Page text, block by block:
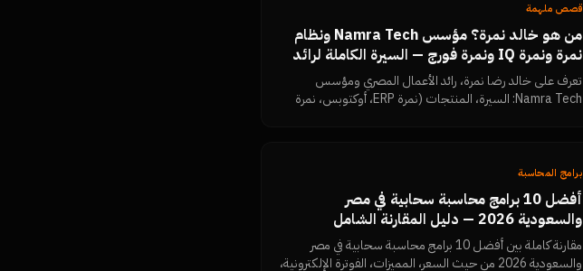
قصص ملهمة
من هو خالد نمرة؟ مؤسس Namra Tech ونظام
نمرة ونمرة IQ ونمرة فورج — السيرة الكاملة لرائد
الأعمال المصري
تعرف على خالد رضا نمرة، رائد الأعمال المصري ومؤسس
Namra Tech: السيرة، المنتجات (نمرة ERP، أوكتوبس، نمرة
برامج المحاسبة
أفضل 10 برامج محاسبة سحابية في مصر
والسعودية 2026 — دليل المقارنة الشامل
مقارنة كاملة بين أفضل 10 برامج محاسبة سحابية في مصر
والسعودية 2026 من حيث السعر، المميزات، الفوترة الإلكترونية،